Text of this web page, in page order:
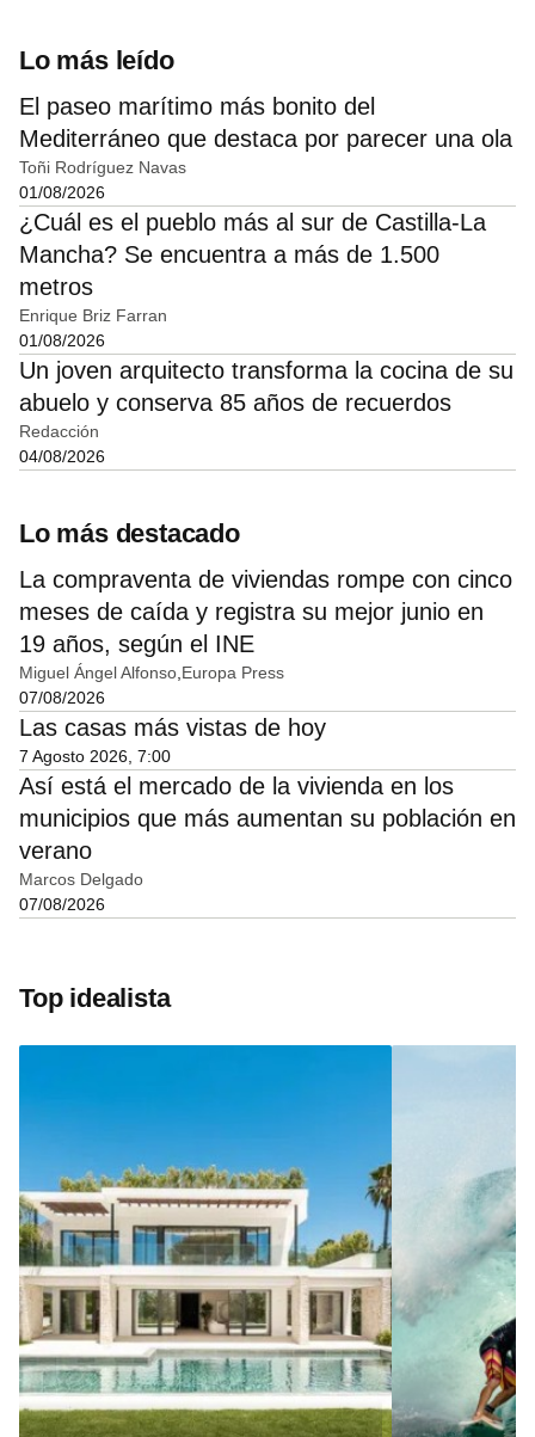
Lo más leído
El paseo marítimo más bonito del
Mediterráneo que destaca por parecer una ola
Toñi Rodríguez Navas
01/08/2026
¿Cuál es el pueblo más al sur de Castilla-La
Mancha? Se encuentra a más de 1.500
metros
Enrique Briz Farran
01/08/2026
Un joven arquitecto transforma la cocina de su
abuelo y conserva 85 años de recuerdos
Redacción
04/08/2026
Lo más destacado
La compraventa de viviendas rompe con cinco
meses de caída y registra su mejor junio en
19 años, según el INE
Miguel Ángel Alfonso Europa Press
07/08/2026
Las casas más vistas de hoy
7 Agosto 2026, 7:00
Así está el mercado de la vivienda en los
municipios que más aumentan su población en
verano
Marcos Delgado
07/08/2026
Top idealista